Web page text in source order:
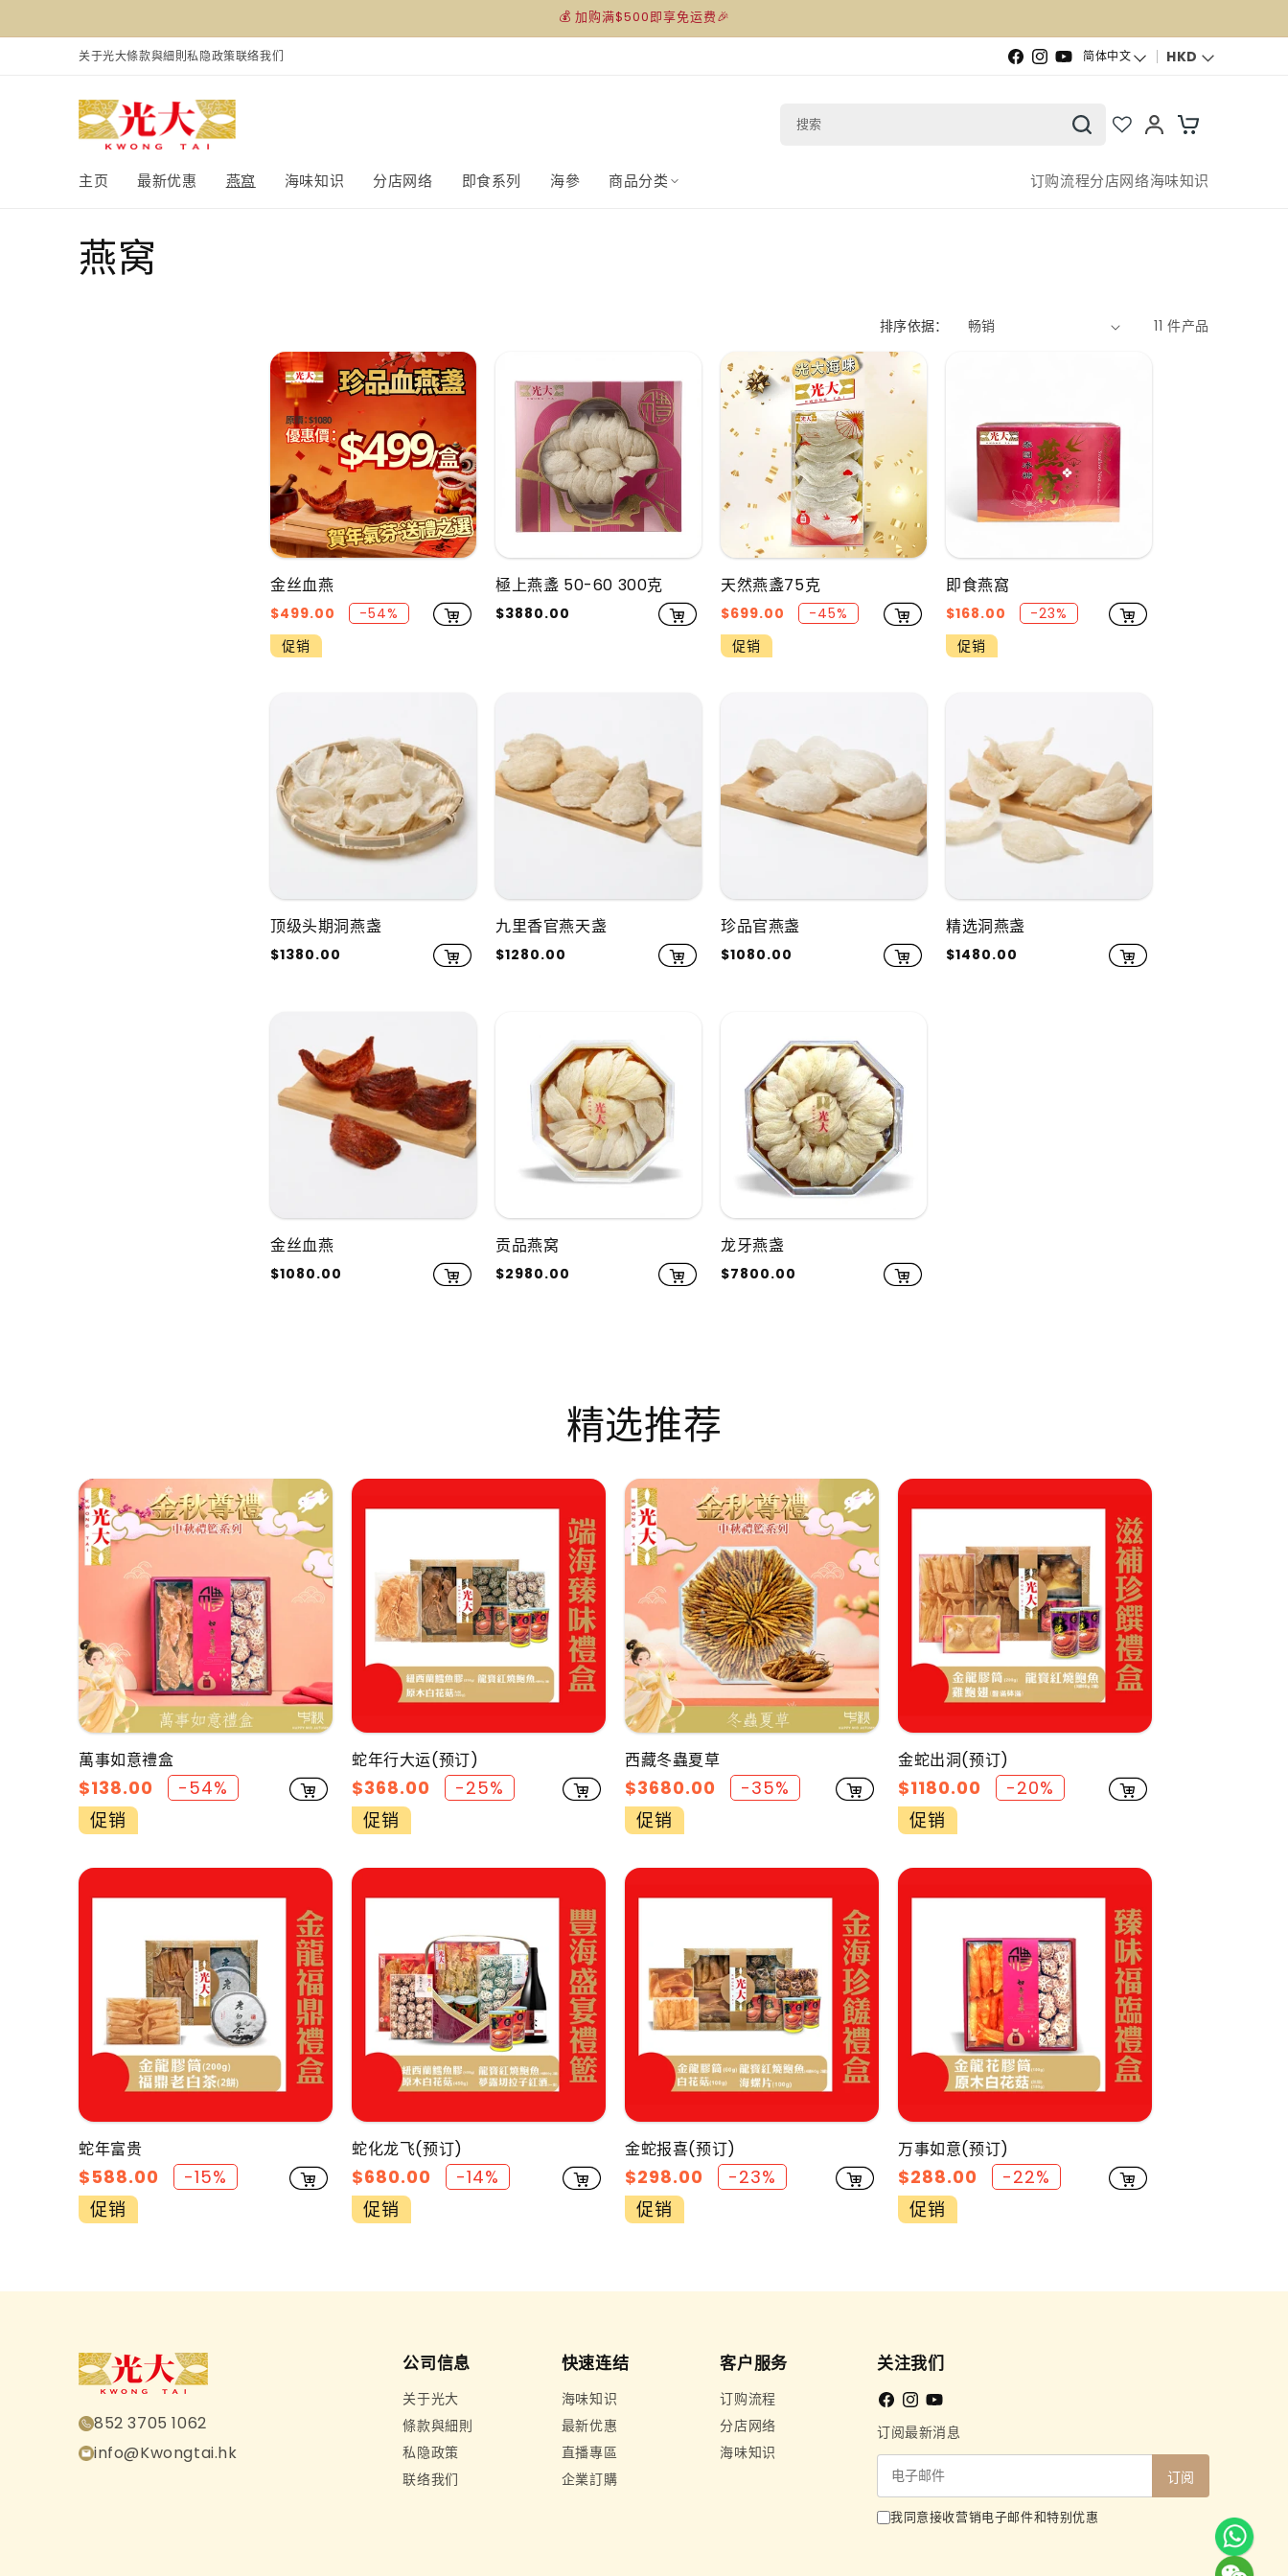
💰 加购满$500即享免运费🎉
关于光大條款與細則私隐政策联络我们
Facebook
Instagram
YouTube
语言
简体中文 HKD
主页 最新优惠 燕窩 海味知识 分店网络 即食系列 海參 商品分类 订购流程分店网络海味知识
收
燕窝
排序依据： 11 件产品
金丝血燕
促
销
价
$499.00
-54%
促销
極上燕盞 50-60 300克
常
$3880.00
天然燕盞75克
促
销
价
$699.00
-45%
促销
即食燕窩
促
销
价
$168.00
-23%
促销
顶级头期洞燕盏
常
$1380.00
九里香官燕天盏
常
$1280.00
珍品官燕盏
常
$1080.00
精选洞燕盏
常
$1480.00
金丝血燕
常
$1080.00
贡品燕窝
常
$2980.00
龙牙燕盏
常
$7800.00
精选推荐
萬事如意禮盒
促
销
价
$138.00
-54%
促销
蛇年行大运(预订)
促
销
价
$368.00
-25%
促销
西藏冬蟲夏草
促
销
价
$3680.00
-35%
促销
金蛇出洞(预订)
促
销
价
$1180.00
-20%
促销
蛇年富贵
促
销
价
$588.00
-15%
促销
蛇化龙飞(预订)
促
销
价
$680.00
-14%
促销
金蛇报喜(预订)
促
销
价
$298.00
-23%
促销
万事如意(预订)
促
销
价
$288.00
-22%
促销
852 3705 1062
info@Kwongtai.hk
公司信息
关于光大
條款與細則
私隐政策
联络我们
快速连结
海味知识
最新优惠
直播專區
企業訂購
客户服务
订购流程
分店网络
海味知识
关注我们
Facebook
Instagram
YouTube
订阅最新消息
子
邮
订阅
我同意接收营销电子邮件和特别优惠